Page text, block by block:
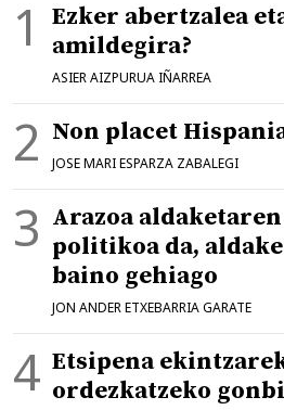
Ezker abertzalea
amildegira?
ASIER AIZPURUA IÑARREA
Non placet
JOSE MARI ESPARZA ZABALEGI
Arazoa
politikoa da,
baino gehiago
JON ANDER ETXEBARRIA GARATE
Etsipena
ordezkatzeko